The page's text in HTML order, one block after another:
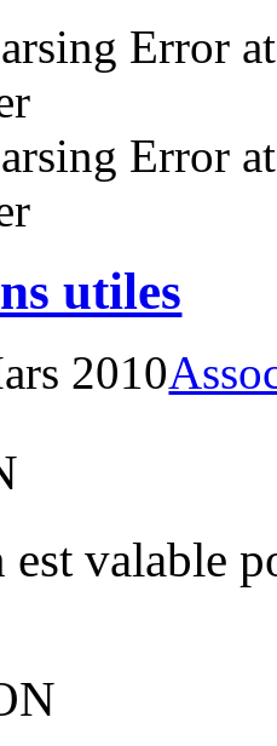
Error
Error
utiles
2010
valable